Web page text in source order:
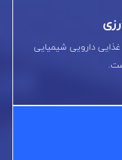
غذایی دارویی شیمیایی